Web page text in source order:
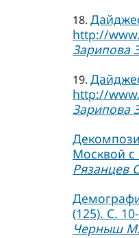
18.
http://
Зарипова
19.
http://
Зарипова
Москвой
Рязанцев
(125). С.
Черныш